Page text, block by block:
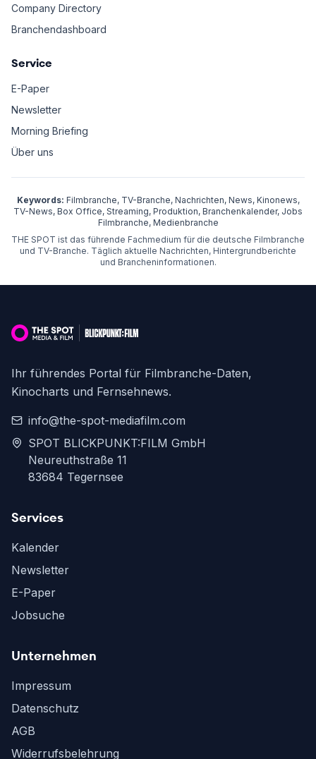
Company Directory
Branchendashboard
Service
E-Paper
Newsletter
Morning Briefing
Über uns
Keywords: Filmbranche, TV-Branche, Nachrichten, News, Kinonews,
TV-News, Box Office, Streaming, Produktion, Branchenkalender, Jobs
Filmbranche, Medienbranche
THE SPOT ist das führende Fachmedium für die deutsche Filmbranche
und TV-Branche. Täglich aktuelle Nachrichten, Hintergrundberichte
und Brancheninformationen.
Ihr führendes Portal für Filmbranche-Daten,
Kinocharts und Fernsehnews.
info@the-spot-mediafilm.com
SPOT BLICKPUNKT:FILM GmbH
Neureuthstraße 11
83684 Tegernsee
Services
Kalender
Newsletter
E-Paper
Jobsuche
Unternehmen
Impressum
Datenschutz
AGB
Widerrufsbelehrung